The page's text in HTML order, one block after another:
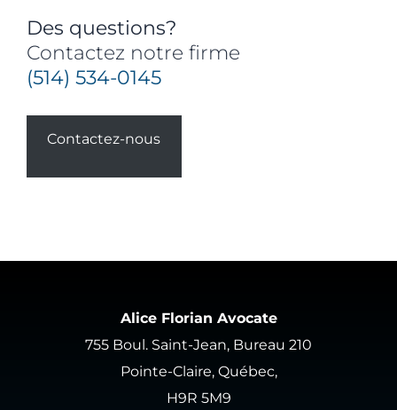
Des questions?
Contactez notre firme
(514) 534-0145
Contactez-nous
Alice Florian Avocate
755 Boul. Saint-Jean, Bureau 210
Pointe-Claire, Québec,
H9R 5M9